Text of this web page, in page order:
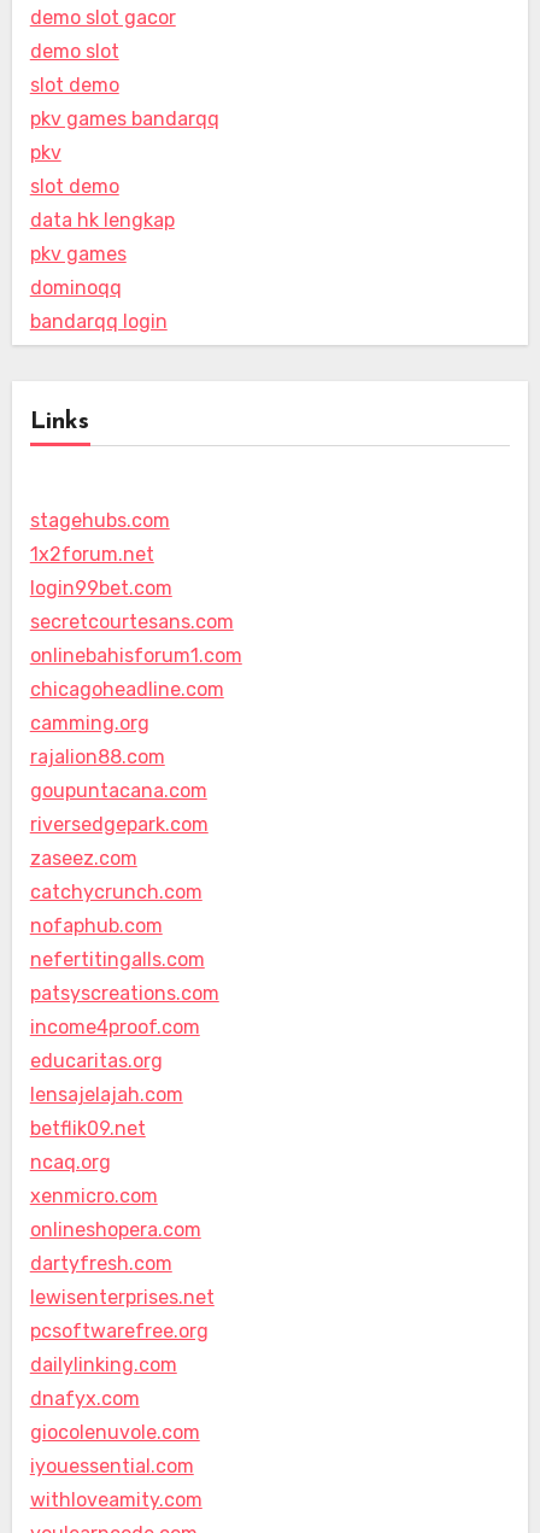
demo slot gacor
demo slot
slot demo
pkv games bandarqq
pkv
slot demo
data hk lengkap
pkv games
dominoqq
bandarqq login
Links
stagehubs.com
1x2forum.net
login99bet.com
secretcourtesans.com
onlinebahisforum1.com
chicagoheadline.com
camming.org
rajalion88.com
goupuntacana.com
riversedgepark.com
zaseez.com
catchycrunch.com
nofaphub.com
nefertitingalls.com
patsyscreations.com
income4proof.com
educaritas.org
lensajelajah.com
betflik09.net
ncaq.org
xenmicro.com
onlineshopera.com
dartyfresh.com
lewisenterprises.net
pcsoftwarefree.org
dailylinking.com
dnafyx.com
giocolenuvole.com
iyouessential.com
withloveamity.com